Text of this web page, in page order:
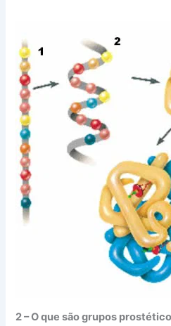
2 – O que são grupos